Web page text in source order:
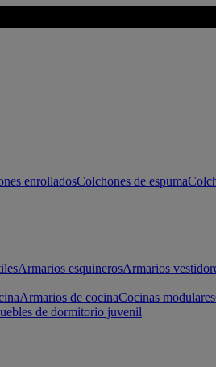
enrolladosColchones de espuma
Armarios esquinerosArmarios
Armarios de cocinaCocinas modulares
de dormitorio juvenil